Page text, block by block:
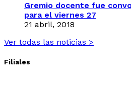
Gremio docente fue
para el viernes 27
21 abril, 2018
Ver todas las noticias >
Filiales